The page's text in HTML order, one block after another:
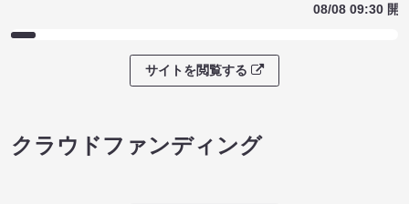
08/08 09:30 開
サイトを閲覧する
クラウドファンディング